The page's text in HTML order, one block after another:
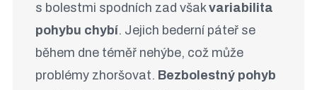
s bolestmi spodních zad všakvariabilita
pohybu chybí. Jejich bederní páteř se
během dne téměř nehýbe, což může
problémy zhoršovat. Bezbolestný pohyb